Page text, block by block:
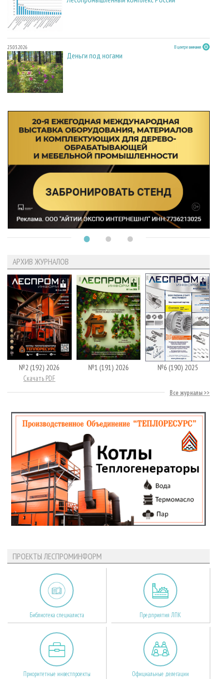
23.03.2026 В центре внимания
Деньги под ногами
АРХИВ ЖУРНАЛОВ
№2 (192) 2026
Скачать PDF
№1 (191) 2026 №6 (190) 2025
Все журналы
ПРОЕКТЫ ЛЕСПРОМИНФОРМ
Библиотека специалиста Предприятия ЛПК
Приоритетные инвестпроекты Официальные делегации